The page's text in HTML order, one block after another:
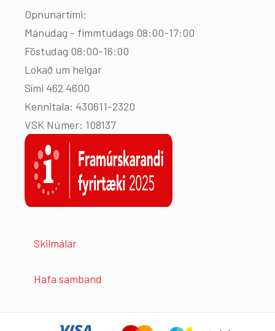
Opnunartími:
Mánudag - fimmtudags 08:00-17:00
Föstudag 08:00-16:00
Lokað um helgar
Sími 462 4600
Kennitala: 430611-2320
VSK Númer: 108137
Skilmálar
Hafa samband